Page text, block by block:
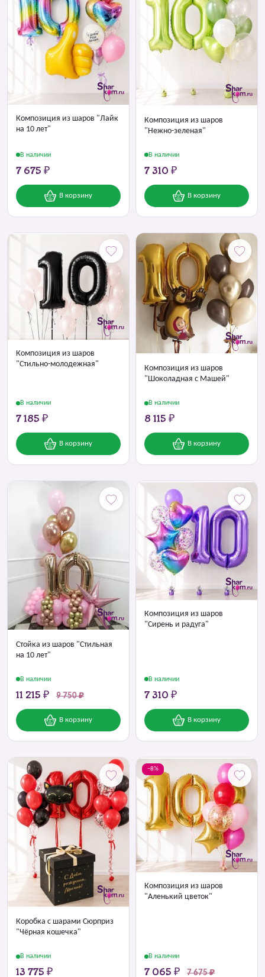
Композиция из шаров "Лайк
на 10 лет"
В наличии
7 675 ₽
В корзину
Композиция из шаров
"Нежно-зеленая"
В наличии
7 310 ₽
В корзину
Композиция из шаров
"Стильно-молодежная"
В наличии
7 185 ₽
В корзину
Композиция из шаров
"Шоколадная с Машей"
В наличии
8 115 ₽
В корзину
Стойка из шаров "Стильная
на 10 лет"
В наличии
11 215 ₽ 9 750 ₽
В корзину
Композиция из шаров
"Сирень и радуга"
В наличии
7 310 ₽
В корзину
Коробка с шарами Сюрприз
"Чёрная кошечка"
В наличии
13 775 ₽
−8%
Композиция из шаров
"Аленький цветок"
В наличии
7 065 ₽ 7 675 ₽